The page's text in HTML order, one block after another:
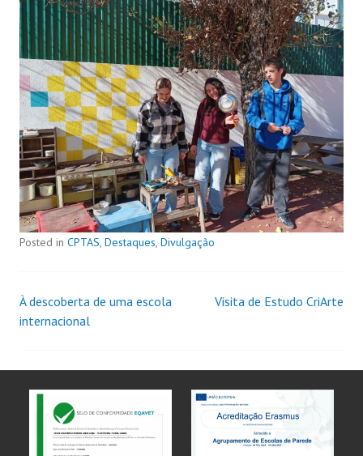
Posted in CPTAS, Destaques, Divulgação
À descoberta de uma escola
internacional
Visita de Estudo CriArte